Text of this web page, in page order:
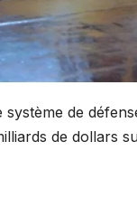
système de
de dollars